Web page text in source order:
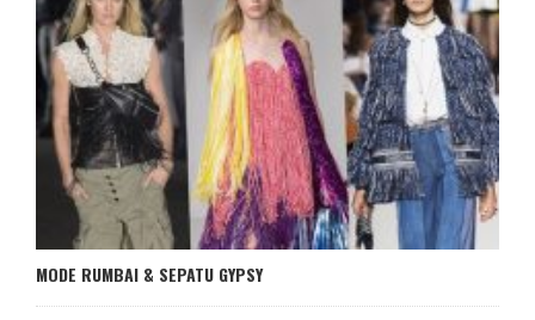
MODE RUMBAI & SEPATU GYPSY